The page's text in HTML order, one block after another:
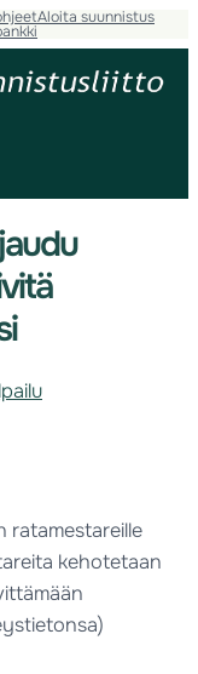
Aloita suunnistus
ratamestareille
kehotetaan